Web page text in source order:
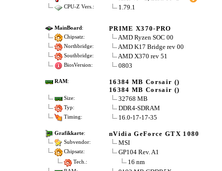
CPU-Z Vers.: 1.79.1
MainBoard: PRIME X370-PRO
Chipsatz: AMD Ryzen SOC 00
Northbridge: AMD K17 Bridge rev 00
Southbridge: AMD X370 rev 51
BiosVersion: 0803
RAM:
16384 MB Corsair ()
16384 MB Corsair ()
Size: 32768 MB
Typ: DDR4-SDRAM
Timing: 16.0-17-17-35
Grafikkarte: nVidia GeForce GTX 1080
Subvendor: MSI
Chipsatz: GP104 Rev. A1
Tech.: 16 nm